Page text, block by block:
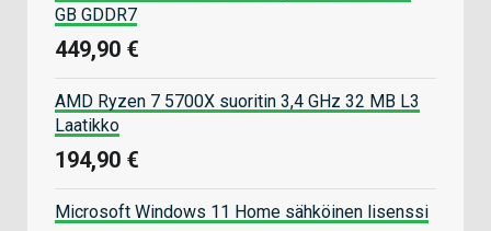
GB GDDR7
449,90 €
AMD Ryzen 7 5700X suoritin 3,4 GHz 32 MB L3
Laatikko
194,90 €
Microsoft Windows 11 Home sähköinen lisenssi